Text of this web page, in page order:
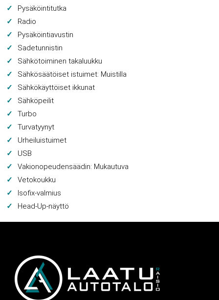
Pysäköintitutka
Radio
Pysäköintiavustin
Sadetunnistin
Sähkötoiminen takaluukku
Sähkösäätöiset istuimet: Muistilla
Sähkökäyttöiset ikkunat
Sähköpeilit
Turbo
Turvatyynyt
Urheiluistuimet
USB
Vakionopeudensäädin: Mukautuva
Vetokoukku
Isofix-valmius
Head-Up-näyttö